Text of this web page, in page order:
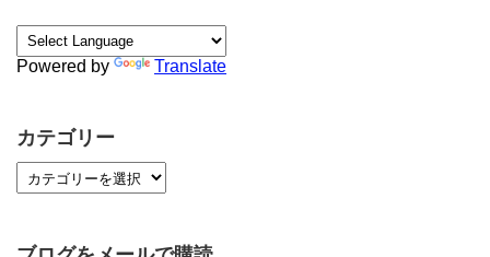
Powered by Translate
カテゴリー